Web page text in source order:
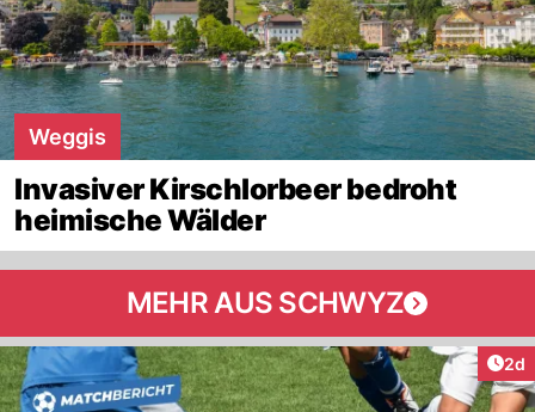
Weggis
Invasiver Kirschlorbeer bedroht
heimische Wälder
MEHR AUS SCHWYZ
2d